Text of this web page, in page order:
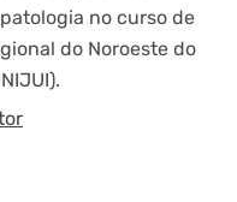
no curso de
do Noroeste do